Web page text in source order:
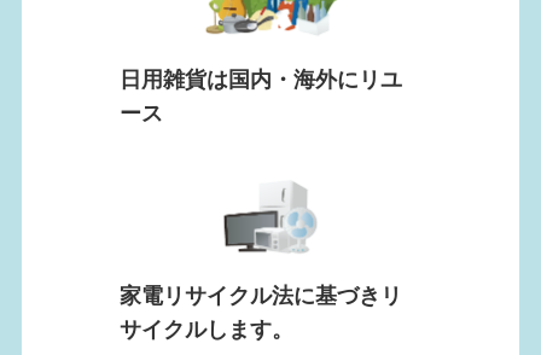
日用雑貨は国内・海外にリユ
ース
家電リサイクル法に基づきリ
サイクルします。